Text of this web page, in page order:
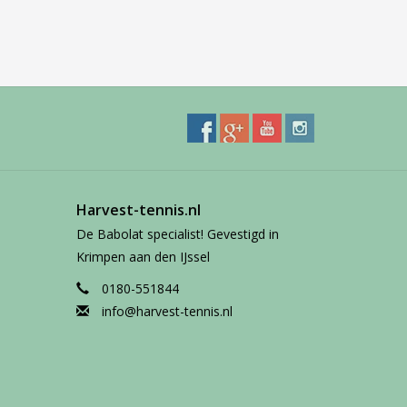
Harvest-tennis.nl
De Babolat specialist! Gevestigd in
Krimpen aan den IJssel
0180-551844
info@harvest-tennis.nl